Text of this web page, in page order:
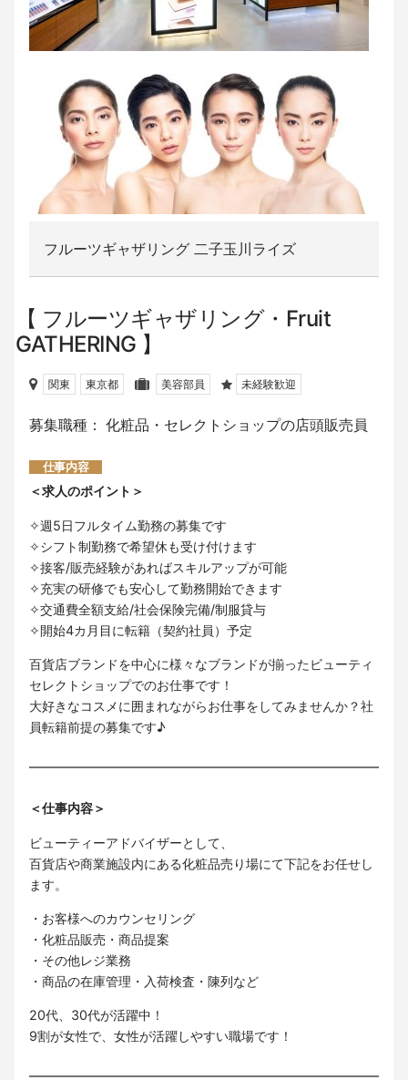
フルーツギャザリング 二子玉川ライズ
フルーツギャザリング・Fruit
GATHERING
関東 東京都 美容部員 未経験歓迎
募集職種： 化粧品・セレクトショップの店頭販売員
仕事内容
＜求人のポイント＞
✧週5日フルタイム勤務の募集です
✧シフト制勤務で希望休も受け付けます
✧接客/販売経験があればスキルアップが可能
✧充実の研修でも安心して勤務開始できます
✧交通費全額支給/社会保険完備/制服貸与
✧開始4カ月目に転籍（契約社員）予定
百貨店ブランドを中心に様々なブランドが揃ったビューティ
セレクトショップでのお仕事です！
大好きなコスメに囲まれながらお仕事をしてみませんか？社
員転籍前提の募集です♪
＜仕事内容＞
ビューティーアドバイザーとして、
百貨店や商業施設内にある化粧品売り場にて下記をお任せし
ます。
・お客様へのカウンセリング
・化粧品販売・商品提案
・その他レジ業務
・商品の在庫管理・入荷検査・陳列など
20代、30代が活躍中！
9割が女性で、女性が活躍しやすい職場です！